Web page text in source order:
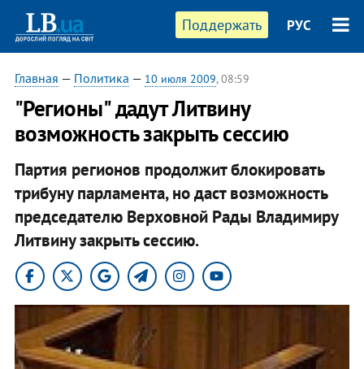
Поддержать РУС
Главная — Политика — 10 июля 2009, 08:59
"Регионы" дадут Литвину
возможность закрыть сессию
Партия регионов продолжит блокировать
трибуну парламента, но даст возможность
председателю Верховной Рады Владимиру
Литвину закрыть сессию.